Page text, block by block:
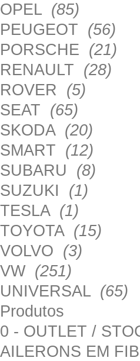
OPEL (85)
PEUGEOT (56)
PORSCHE (21)
RENAULT (28)
ROVER (5)
SEAT (65)
SKODA (20)
SMART (12)
SUBARU (8)
SUZUKI (1)
TESLA (1)
TOYOTA (15)
VOLVO (3)
VW (251)
UNIVERSAL (65)
Produtos
0 - OUTLET /
AILERONS EM